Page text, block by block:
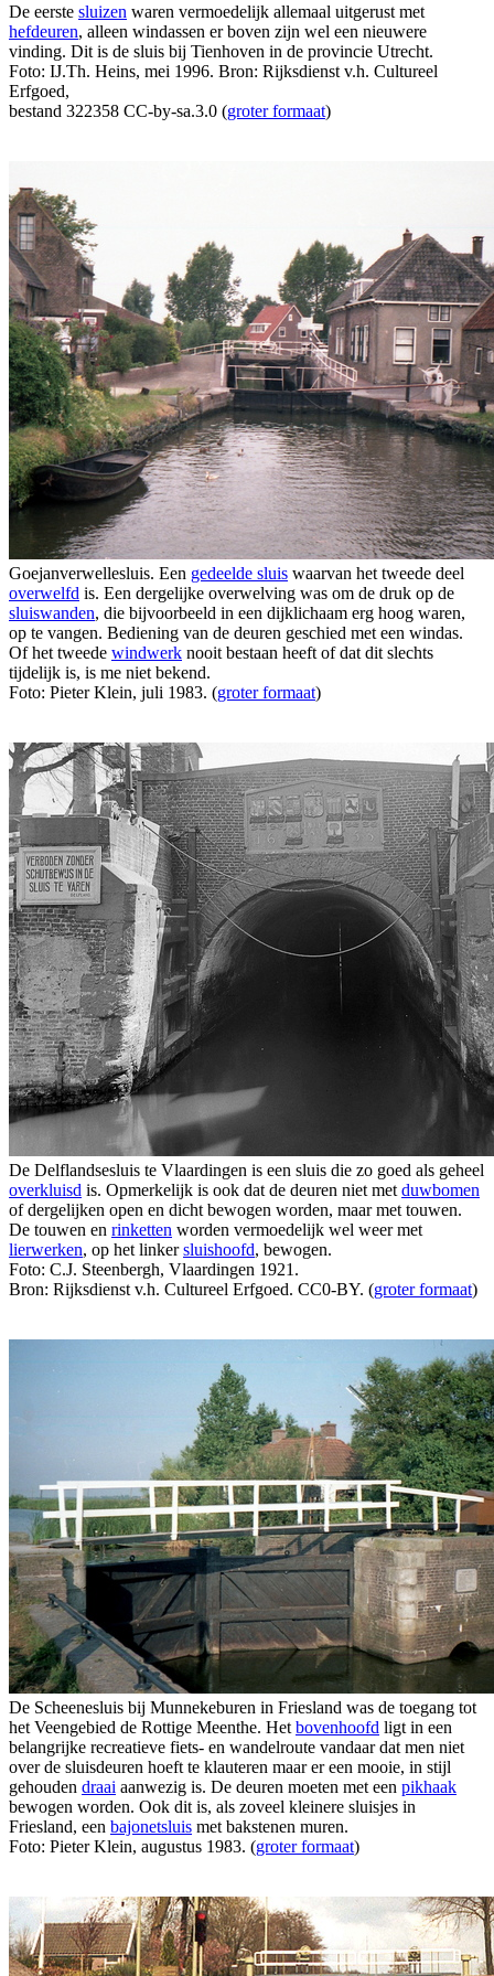
De eerste sluizen waren vermoedelijk allemaal uitgerust met
hefdeuren, alleen windassen er boven zijn wel een nieuwere
vinding. Dit is de sluis bij Tienhoven in de provincie Utrecht.
Foto: IJ.Th. Heins, mei 1996. Bron: Rijksdienst v.h. Cultureel
Erfgoed,
bestand 322358 CC-by-sa.3.0 (groter formaat)
Goejanverwellesluis. Een gedeelde sluis waarvan het tweede deel
overwelfd is. Een dergelijke overwelving was om de druk op de
sluiswanden, die bijvoorbeeld in een dijklichaam erg hoog waren,
op te vangen. Bediening van de deuren geschied met een windas.
Of het tweede windwerk nooit bestaan heeft of dat dit slechts
tijdelijk is, is me niet bekend.
Foto: Pieter Klein, juli 1983. (groter formaat)
De Delflandsesluis te Vlaardingen is een sluis die zo goed als geheel
overkluisd is. Opmerkelijk is ook dat de deuren niet met duwbomen
of dergelijken open en dicht bewogen worden, maar met touwen.
De touwen en rinketten worden vermoedelijk wel weer met
lierwerken, op het linkersluishoofd, bewogen.
Foto: C.J. Steenbergh, Vlaardingen 1921.
Bron: Rijksdienst v.h. Cultureel Erfgoed. CC0-BY. (groter formaat)
De Scheenesluis bij Munnekeburen in Friesland was de toegang tot
het Veengebied de Rottige Meenthe. Het bovenhoofd ligt in een
belangrijke recreatieve fiets- en wandelroute vandaar dat men niet
over de sluisdeuren hoeft te klauteren maar er een mooie, in stijl
gehouden draai aanwezig is. De deuren moeten met een pikhaak
bewogen worden. Ook dit is, als zoveel kleinere sluisjes in
Friesland, een bajonetsluis met bakstenen muren.
Foto: Pieter Klein, augustus 1983. (groter formaat)